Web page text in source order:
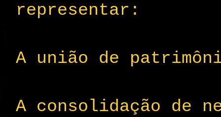
representar:
A união de
A consolidação de